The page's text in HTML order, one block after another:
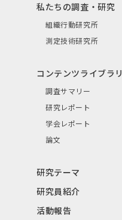
私たちの調査・研究
組織行動研究所
測定技術研究所
コンテンツライブラリ
調査サマリー
研究レポート
学会レポート
論文
研究テーマ
研究員紹介
活動報告